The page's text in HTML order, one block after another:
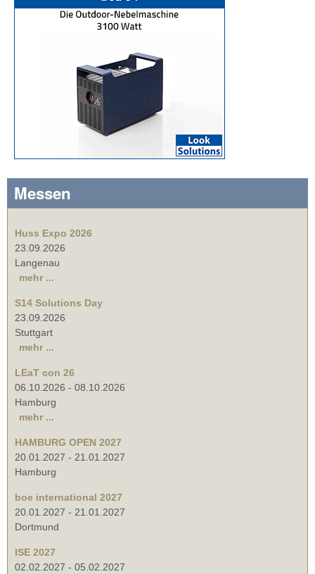
Messen
Huss Expo 2026
23.09.2026
Langenau
mehr ...
S14 Solutions Day
23.09.2026
Stuttgart
mehr ...
LEaT con 26
06.10.2026 - 08.10.2026
Hamburg
mehr ...
HAMBURG OPEN 2027
20.01.2027 - 21.01.2027
Hamburg
boe international 2027
20.01.2027 - 21.01.2027
Dortmund
ISE 2027
02.02.2027 - 05.02.2027